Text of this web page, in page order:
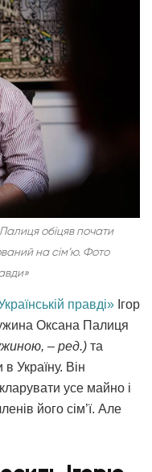
обіцяв почати
на сім’ю. Фото
правді» Ігор
Оксана Палиця
– ред.) та
Україну. Він
усе майно і
його сім’ї. Але